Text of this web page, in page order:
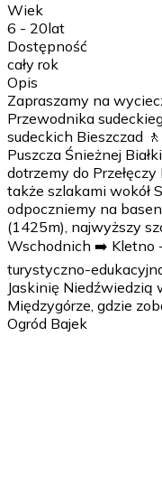
Wiek
6 - 20lat
Dostępność
cały rok
Opis
Zapraszamy na
Przewodnika
sudeckich Bieszczad
Puszcza Śnieżnej
dotrzemy do
także szlakami wokół
odpoczniemy na
(1425m), najwyższy
Wschodnich ➡️ Kletno
turystyczno-
Jaskinię Niedźwiedzią
Międzygórze, gdzie
Ogród Bajek